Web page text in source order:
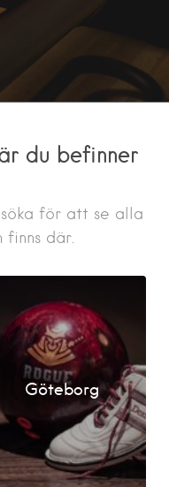
du befinner
för att se alla
där.
Göteborg